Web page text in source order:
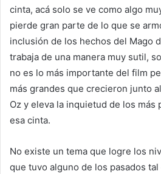
cinta, acá solo se ve como algo
pierde gran parte de lo que se
inclusión de los hechos del Mago
trabaja de una manera muy sutil,
no es lo más importante del film
más grandes que crecieron junto
Oz y eleva la inquietud de los más
esa cinta.
No existe un tema que logre los
que tuvo alguno de los pasados tal